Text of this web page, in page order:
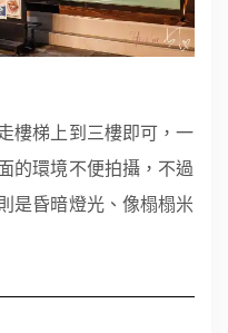
樓梯上到三樓即可，一
的環境不便拍攝，不過
是昏暗燈光、像榻榻米